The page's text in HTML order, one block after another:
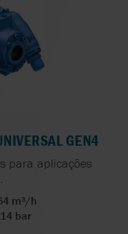
GEN4
para aplicações
m³/h
bar